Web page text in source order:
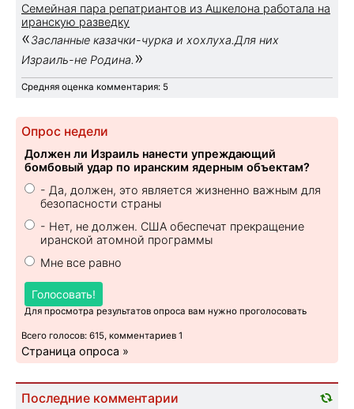
Семейная пара репатриантов из Ашкелона работала на
иранскую разведку
«Засланные казачки-чурка и хохлуха.Для них
Израиль-не Родина. »
Средняя оценка комментария: 5
Опрос недели
Должен ли Израиль нанести упреждающий
бомбовый удар по иранским ядерным объектам?
- Да, должен, это является жизненно важным для
безопасности страны
- Нет, не должен. США обеспечат прекращение
иранской атомной программы
Мне все равно
Голосовать!
Для просмотра результатов опроса вам нужно проголосовать
Всего голосов: 615, комментариев 1
Страница опроса »
Последние комментарии